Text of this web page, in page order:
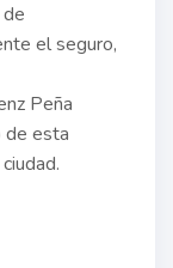
el seguro,
Peña
de esta